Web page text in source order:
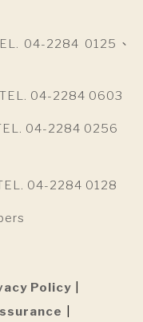
04-2284 0125、
04-2284 0603
04-2284 0256
04-2284 0128
Policy